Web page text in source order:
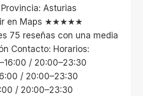
Asturias
en Maps ★★★★★
75 reseñas con una media
Contacto: Horarios:
/ 20:00–23:30
/ 20:00–23:30
/ 20:00–23:30